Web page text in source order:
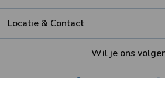
Locatie & Contact
Wil je ons